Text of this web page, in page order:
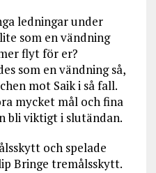
ledningar under
som en vändning
flyt för er?
som en vändning så,
mot Saik i så fall.
mycket mål och fina
bli viktigt i slutändan.
och spelade
Bringe tremålsskytt.